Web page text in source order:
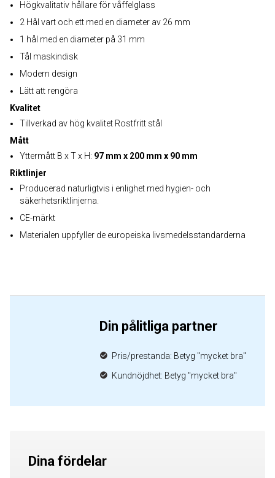
Högkvalitativ hållare för våffelglass
2 Hål vart och ett med en diameter av 26 mm
1 hål med en diameter på 31 mm
Tål maskindisk
Modern design
Lätt att rengöra
Kvalitet
Tillverkad av hög kvalitet Rostfritt stål
Mått
Yttermått B x T x H: 97 mm x 200 mm x 90 mm
Riktlinjer
Producerad naturligtvis i enlighet med hygien- och
säkerhetsriktlinjerna.
CE-märkt
Materialen uppfyller de europeiska livsmedelsstandarderna
Din pålitliga partner
Pris/prestanda: Betyg "mycket bra"
Kundnöjdhet: Betyg "mycket bra"
Dina fördelar